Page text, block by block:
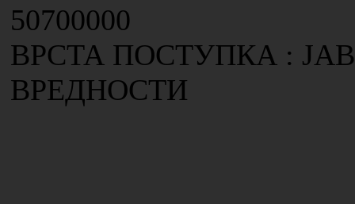
50700000
ВРСТА ПОСТУПКА :
ВРЕДНОСТИ